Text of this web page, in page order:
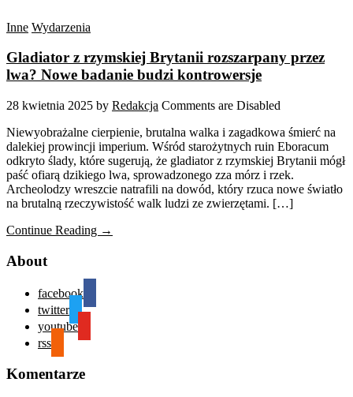
Inne Wydarzenia
Gladiator z rzymskiej Brytanii rozszarpany przez
lwa? Nowe badanie budzi kontrowersje
28 kwietnia 2025 by Redakcja Comments are Disabled
Niewyobrażalne cierpienie, brutalna walka i zagadkowa śmierć na
dalekiej prowincji imperium. Wśród starożytnych ruin Eboracum
odkryto ślady, które sugerują, że gladiator z rzymskiej Brytanii mógł
paść ofiarą dzikiego lwa, sprowadzonego zza mórz i rzek.
Archeolodzy wreszcie natrafili na dowód, który rzuca nowe światło
na brutalną rzeczywistość walk ludzi ze zwierzętami. […]
Continue Reading →
About
facebook
twitter
youtube
rss
Komentarze